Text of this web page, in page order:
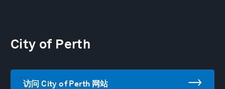
City of Perth
访问 City of Perth 网站